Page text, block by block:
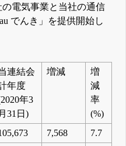
電気事業と当社の通信
でんき」を提供開始し
連結会
年度
年3
月31日)
増減
増
減
率
(%)
7,568
7.7